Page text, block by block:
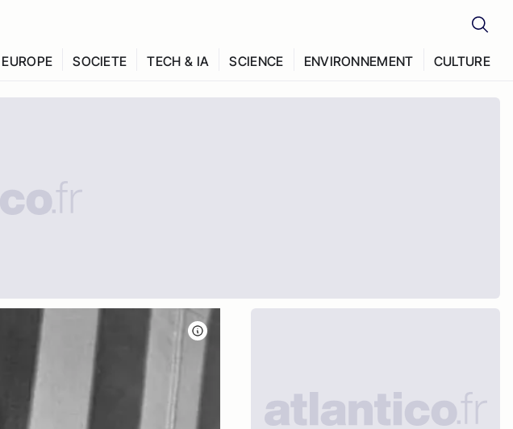
EUROPE SOCIETE TECH & IA SCIENCE ENVIRONNEMENT CULTURE